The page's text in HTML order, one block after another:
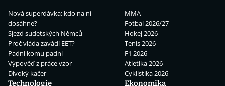
Nová superdávka: kdo na ní
dosáhne?
Sjezd sudetských Němců
Proč vláda zavádí EET?
Padni komu padni
Výpověď z práce vzor
Divoký kačer
MMA
Fotbal 2026/27
Hokej 2026
Tenis 2026
F1 2026
Atletika 2026
Cyklistika 2026
Technologie
Ekonomika